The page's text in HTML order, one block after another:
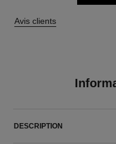
Avis clients
DESCRIPTION